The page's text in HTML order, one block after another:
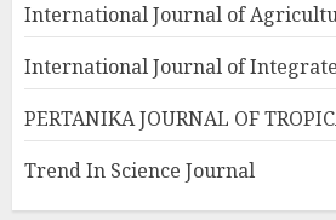
International Journal of
International Journal of
PERTANIKA JOURNAL OF
Trend In Science Journal